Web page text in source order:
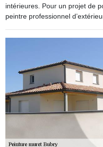
intérieures. Pour un projet de
peintre professionnel